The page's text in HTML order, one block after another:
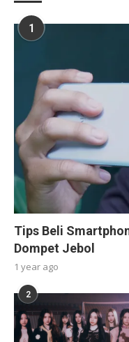
1
Tips Beli
Dompet Jebol
1 year ago
2